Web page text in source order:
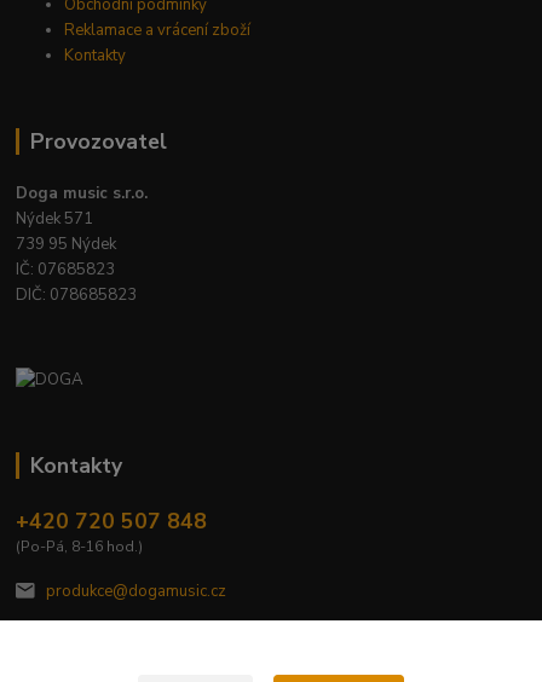
Obchodní podmínky
Reklamace a vrácení zboží
Kontakty
Provozovatel
Doga music s.r.o.
Nýdek 571
739 95 Nýdek
IČ: 07685823
DIČ: 078685823
Kontakty
+420 720 507 848
(Po-Pá, 8-16 hod.)
produkce@dogamusic.cz